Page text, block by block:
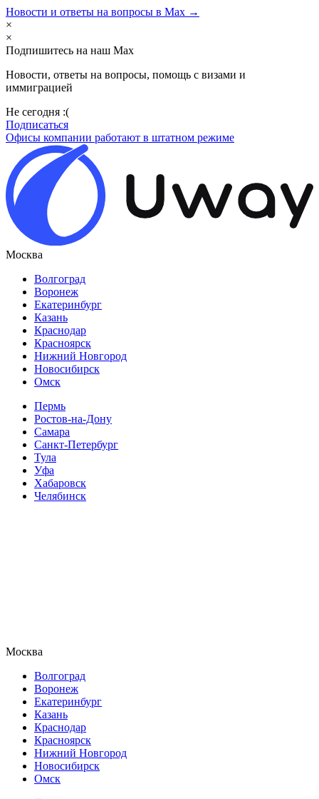
Новости и ответы на вопросы в Max →
×
×
Подпишитесь на наш Max
Новости, ответы на вопросы, помощь с визами и
иммиграцией
Не сегодня :(
Подписаться
Офисы компании работают в штатном режиме
Москва
Волгоград
Воронеж
Екатеринбург
Казань
Краснодар
Красноярск
Нижний Новгород
Новосибирск
Омск
Пермь
Ростов-на-Дону
Самара
Санкт-Петербург
Тула
Уфа
Хабаровск
Челябинск
Москва
Волгоград
Воронеж
Екатеринбург
Казань
Краснодар
Красноярск
Нижний Новгород
Новосибирск
Омск